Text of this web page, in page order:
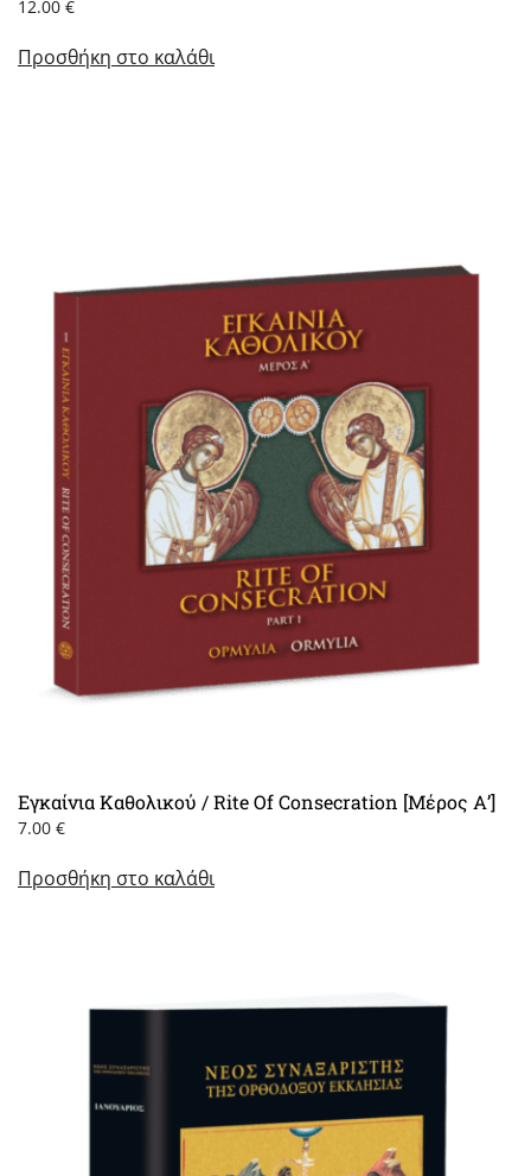
12.00 €
Προσθήκη στο καλάθι
Εγκαίνια Καθολικού / Rite Of Consecration [Μέρος Α’]
7.00 €
Προσθήκη στο καλάθι